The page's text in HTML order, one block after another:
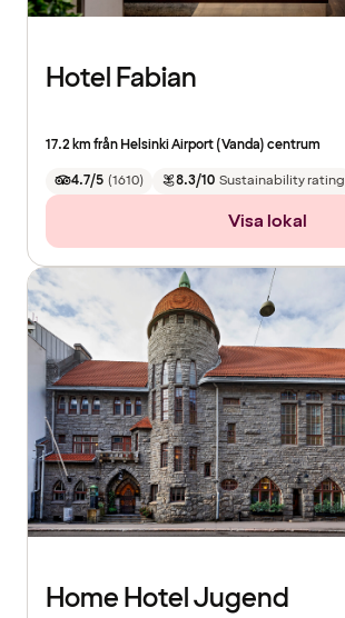
Hotel Fabian
17.2 km från Helsinki Airport (Vanda) centrum
4.7/5 (1610) 8.3/10 Sustainability rating
Visa lokal
Home Hotel Jugend